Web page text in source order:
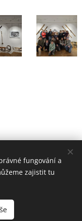
fungování a
zajistit tu